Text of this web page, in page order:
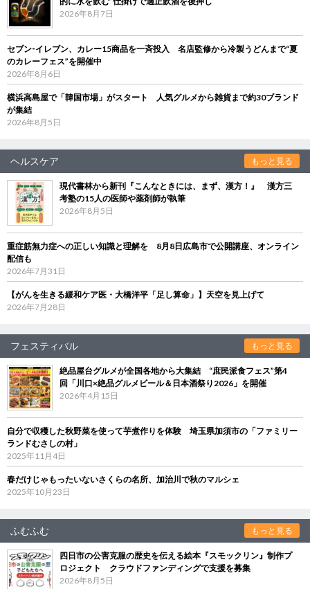
2026年8月7日
セブン‐イレブン、カレー15商品を一斉投入 名店監修から冷製うどんまで“夏
のカレーフェス”を開催中
2026年8月6日
横浜高島屋で「韓国市場」がスタート 人気グルメから雑貨まで約30ブランド
が集結
2026年8月5日
ヘルスケア もっと見る
現代書林から新刊『こんなときには、まず、漢方！』 漢方三
考塾の15人の医師や薬剤師が執筆
2026年8月5日
重症筋無力症への正しい知識と理解を 8月8日広島市で公開講座、オンライン
配信も
2026年7月31日
【がんを生きる緩和ケア医・大橋洋平「足し算命」】天空を見上げて
2026年7月28日
フェスティバル もっと見る
絶品屋台グルメが全国各地から大集結 “庶民派食フェス”第4
回「川口×絶品グルメビール＆日本酒祭り2026」を開催
2026年4月15日
自分で収穫した秋野菜を使って芋煮作りを体験 埼玉県加須市の「ファミリー
ランドむさしの村」
2025年11月4日
春だけじゃもったいないさくらの名所、加治川で秋のマルシェ
2025年10月23日
ふむふむ もっと見る
四日市の公害克服の歴史を伝える絵本『スモックリン』制作プ
ロジェクト クラウドファンディングで支援を募集
2026年8月5日